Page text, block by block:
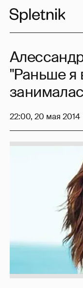
"Раньше я
22:00, 20 мая 2014